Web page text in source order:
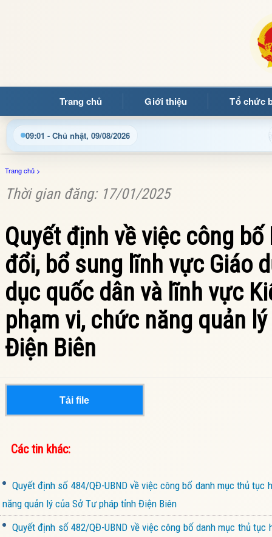
Trang chủ Giới thiệu Tổ chức
09:01 - Chủ nhật, 09/08/2026
Chào mừng quý bạn đọc đến với Trang thông tin điện tử
Trang chủ >
Thời gian đăng: 17/01/2025
Quyết định về việc công
đổi, bổ sung lĩnh vực Giáo
dục quốc dân và lĩnh vực
phạm vi, chức năng quản
Điện Biên
Tải file
Các tin khác:
Quyết định số 484/QĐ-UBND về việc công bố danh mục thủ
năng quản lý của Sở Tư pháp tỉnh Điện Biên
Quyết định số 482/QĐ-UBND về việc công bố danh mục thủ